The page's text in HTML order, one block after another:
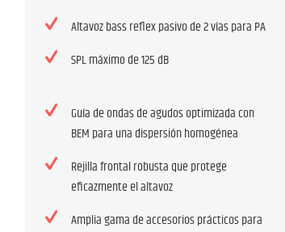
Altavoz bass reflex pasivo de 2 vías para PA
SPL máximo de 125 dB
Guía de ondas de agudos optimizada con
BEM para una dispersión homogénea
Rejilla frontal robusta que protege
eficazmente el altavoz
Amplia gama de accesorios prácticos para